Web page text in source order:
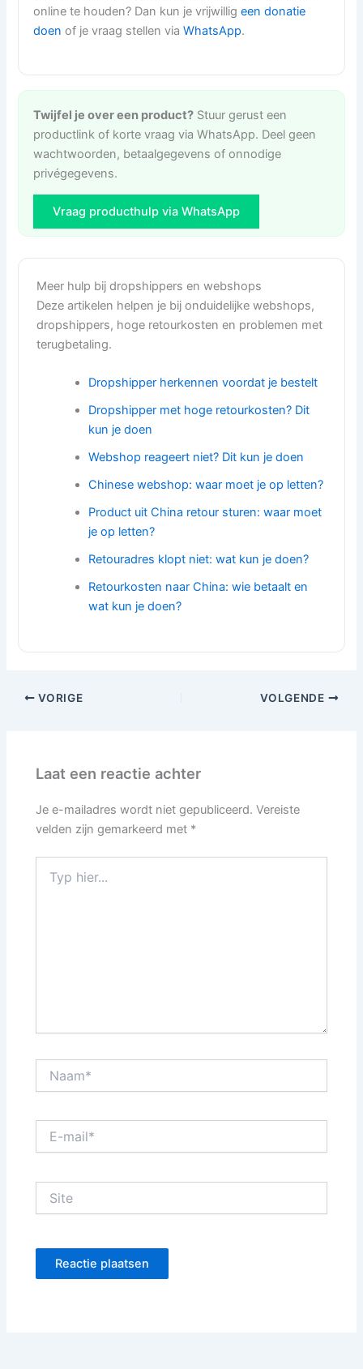
online te houden? Dan kun je vrijwilligeen donatie
doen of je vraag stellen viaWhatsApp.
Twijfel je over een product? Stuur gerust een
productlink of korte vraag via WhatsApp. Deel geen
wachtwoorden, betaalgegevens of onnodige
privégegevens.
Vraag producthulp via WhatsApp
Meer hulp bij dropshippers en webshops
Deze artikelen helpen je bij onduidelijke webshops,
dropshippers, hoge retourkosten en problemen met
terugbetaling.
Dropshipper herkennen voordat je bestelt
Dropshipper met hoge retourkosten? Dit
kun je doen
Webshop reageert niet? Dit kun je doen
Chinese webshop: waar moet je op letten?
Product uit China retour sturen: waar moet
je op letten?
Retouradres klopt niet: wat kun je doen?
Retourkosten naar China: wie betaalt en
wat kun je doen?
VORIGE VOLGENDE
Laat een reactie achter
Je e-mailadres wordt niet gepubliceerd. Vereiste
velden zijn gemarkeerd met *
hier...
mail*